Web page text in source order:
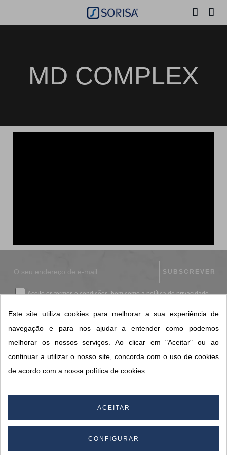
MD COMPLEX
Aceito ostermos e condições, bem como apolítica de privacidade.
CONTACTOS SORISA
Este site utiliza cookies para melhorar a sua experiência de
navegação e para nos ajudar a entender como podemos
melhorar os nossos serviços. Ao clicar em "Aceitar" ou ao
continuar a utilizar o nosso site, concorda com o uso de cookies
de acordo com a nossa política de cookies.
ACEITAR
CONFIGURAR